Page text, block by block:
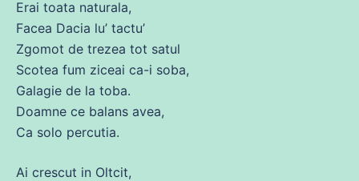
Erai toata naturala,
Facea Dacia lu’ tactu’
Zgomot de trezea tot satul
Scotea fum ziceai ca-i soba,
Galagie de la toba.
Doamne ce balans avea,
Ca solo percutia.
Ai crescut in Oltcit,